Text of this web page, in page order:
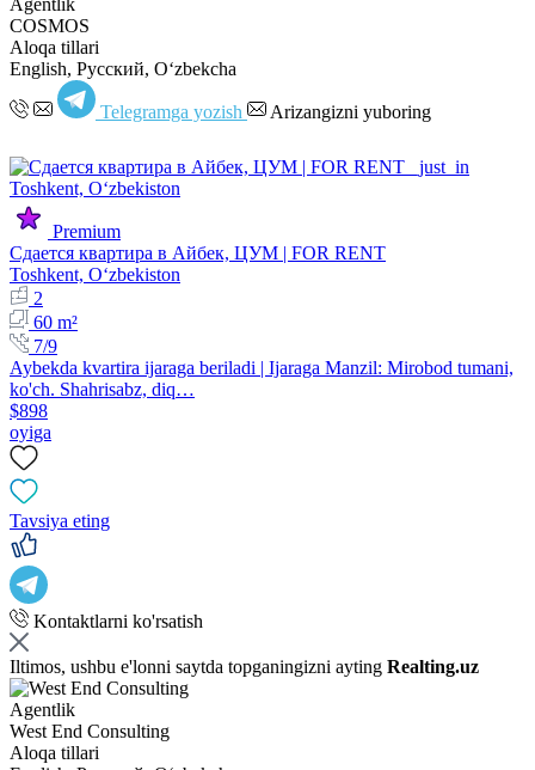
Agentlik
COSMOS
Aloqa tillari
English, Русский, Oʻzbekcha
Telegramga yozish Arizangizni yuboring
Premium
Сдается квартира в Айбек, ЦУМ | FOR RENT
Toshkent, Oʻzbekiston
2
60 m²
7/9
Aybekda kvartira ijaraga beriladi | Ijaraga Manzil: Mirobod tumani,
ko'ch. Shahrisabz, diq…
$898
oyiga
Tavsiya eting
Kontaktlarni ko'rsatish
Iltimos, ushbu e'lonni saytda topganingizni ayting Realting.uz
Agentlik
West End Consulting
Aloqa tillari